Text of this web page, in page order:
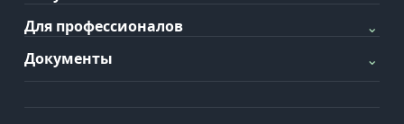
Для профессионалов
⌄
Документы
⌄